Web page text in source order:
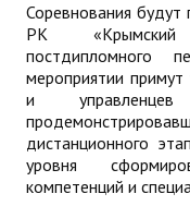
Соревнования
РК «Крымский
постдипломного
мероприятии
и
дистанционного
уровня
компетенций и